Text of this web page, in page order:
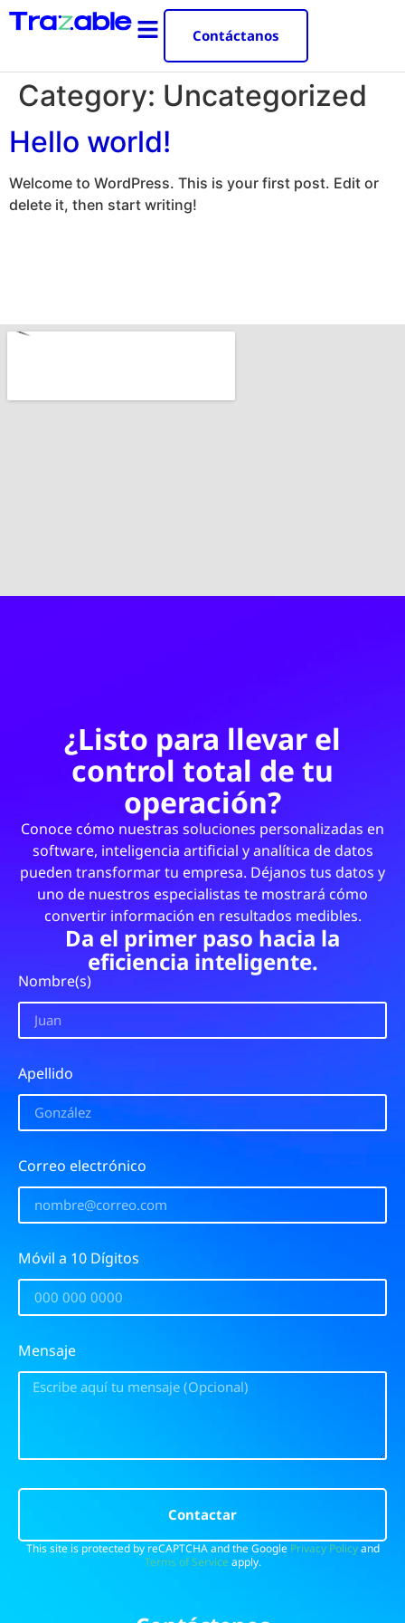
Contáctanos
Category: Uncategorized
Hello world!
Welcome to WordPress. This is your first post. Edit or
delete it, then start writing!
¿Listo para llevar el
control total de tu
operación?
Conoce cómo nuestras soluciones personalizadas en
software, inteligencia artificial y analítica de datos
pueden transformar tu empresa. Déjanos tus datos y
uno de nuestros especialistas te mostrará cómo
convertir información en resultados medibles.
Da el primer paso hacia la
eficiencia inteligente.
Nombre(s)
Apellido
Correo electrónico
Móvil a 10 Dígitos
Mensaje
Contactar
This site is protected by reCAPTCHA and the Google Privacy Policyand
Terms of Service apply.